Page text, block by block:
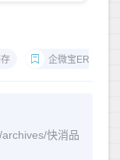
企微宝ERP
快消品